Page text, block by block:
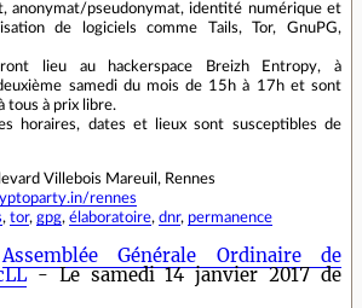
pseudonymat, identité numérique et
de logiciels comme Tails, Tor, GnuPG,
lieu au hackerspace Breizh Entropy, à
samedi du mois de 15h à 17h et sont
tous à prix libre.
horaires, dates et lieux sont susceptibles de
Villebois Mareuil, Rennes
rennes
, tor, gpg, élaboratoire, dnr, permanence
Assemblée Générale Ordinaire de
- Le samedi 14 janvier 2017 de